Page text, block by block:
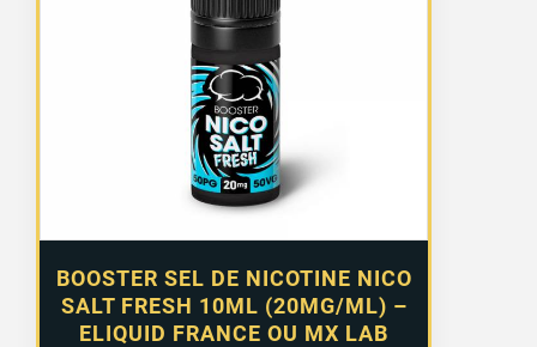
BOOSTER SEL DE NICOTINE NICO
SALT FRESH 10ML (20MG/ML) –
ELIQUID FRANCE OU MX LAB